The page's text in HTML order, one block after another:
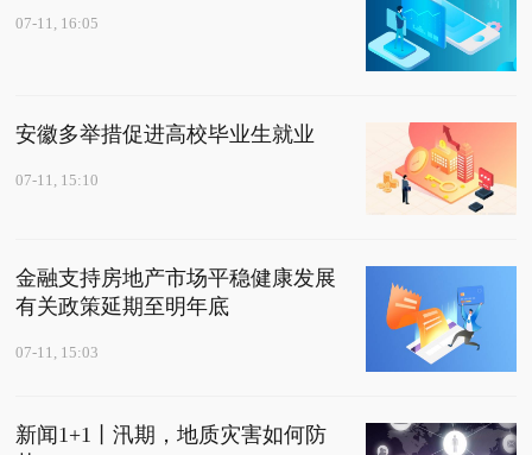
07-11, 16:05
安徽多举措促进高校毕业生就业
07-11, 15:10
金融支持房地产市场平稳健康发展
有关政策延期至明年底
07-11, 15:03
新闻1+1丨汛期，地质灾害如何防